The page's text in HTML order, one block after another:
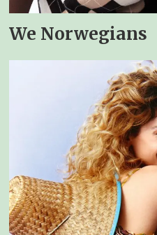
We Norwegians